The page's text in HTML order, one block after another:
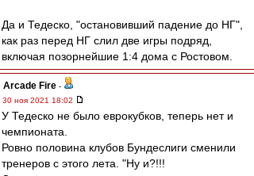
Да и Тедеско, "остановивший падение до НГ",
как раз перед НГ слил две игры подряд,
включая позорнейшие 1:4 дома с Ростовом.
Arcade Fire -
30 ноя 2021 18:02
У Тедеско не было еврокубков, теперь нет и
чемпионата.
Ровно половина клубов Бундеслиги сменили
тренеров с этого лета. "Ну и?!!!